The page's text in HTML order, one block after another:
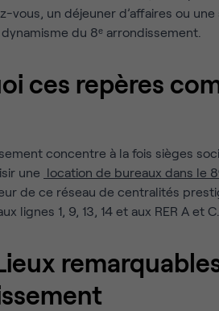
vous, un déjeuner d’affaires ou
du 8ᵉ arrondissement.
ces repères
concentre à la fois sièges
une location de bureaux dans le
de ce réseau de centralités
lignes 1, 9, 13, 14 et aux RER A et C.